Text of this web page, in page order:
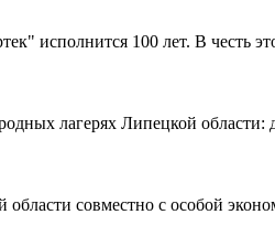
исполнится 100 лет. В честь
лагерях Липецкой
совместно с особой